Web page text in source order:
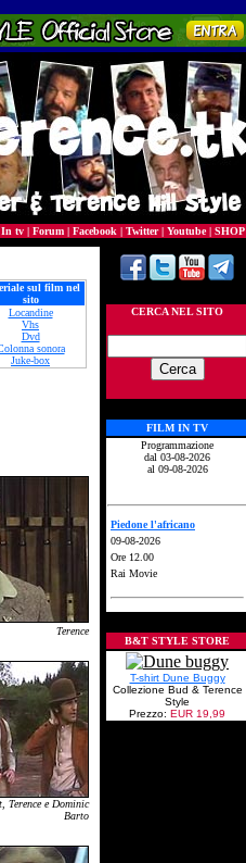
In tv | Forum | Facebook | Twitter| Youtube| SHOP
sul film nel
sito
Locandine
Vhs
Dvd
sonora
Juke-box
Terence
Terence e Dominic
Barto
CERCA NEL SITO
FILM IN TV
Programmazione
dal 03-08-2026
al 09-08-2026
Piedone l'africano
09-08-2026
Ore 12.00
Rai Movie
B&T STYLE STORE
T-shirt Dune Buggy
Collezione Bud & Terence
Style
Prezzo: EUR 19,99